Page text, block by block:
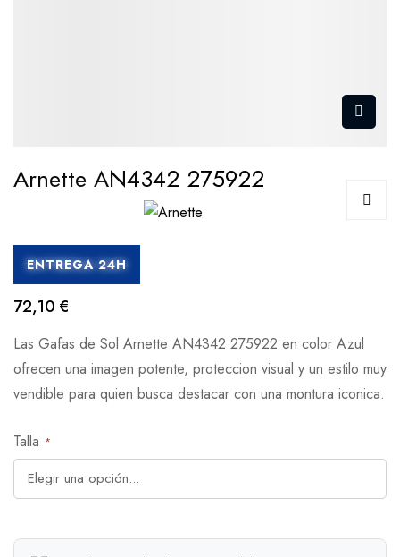
Arnette AN4342 275922
ENTREGA 24H
72,10 €
Las Gafas de Sol Arnette AN4342 275922 en color Azul
ofrecen una imagen potente, proteccion visual y un estilo muy
vendible para quien busca destacar con una montura iconica.
Talla